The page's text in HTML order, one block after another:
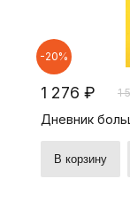
-20%
1 276 ₽ 1
Дневник
В корзину